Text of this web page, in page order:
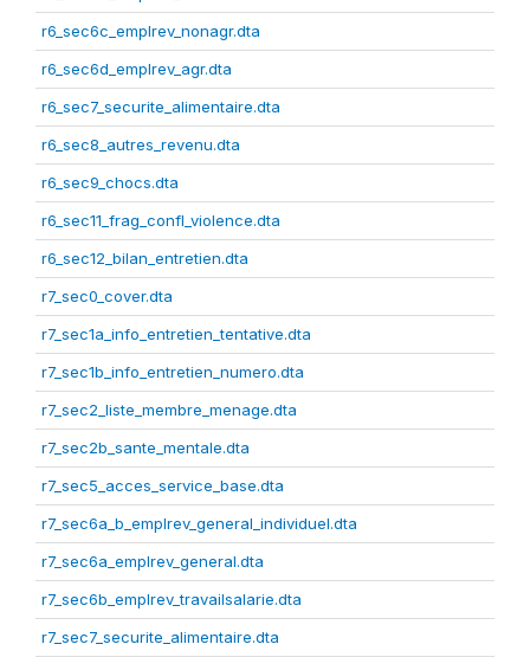
r6_sec6c_emplrev_nonagr.dta
r6_sec6d_emplrev_agr.dta
r6_sec7_securite_alimentaire.dta
r6_sec8_autres_revenu.dta
r6_sec9_chocs.dta
r6_sec11_frag_confl_violence.dta
r6_sec12_bilan_entretien.dta
r7_sec0_cover.dta
r7_sec1a_info_entretien_tentative.dta
r7_sec1b_info_entretien_numero.dta
r7_sec2_liste_membre_menage.dta
r7_sec2b_sante_mentale.dta
r7_sec5_acces_service_base.dta
r7_sec6a_b_emplrev_general_individuel.dta
r7_sec6a_emplrev_general.dta
r7_sec6b_emplrev_travailsalarie.dta
r7_sec7_securite_alimentaire.dta